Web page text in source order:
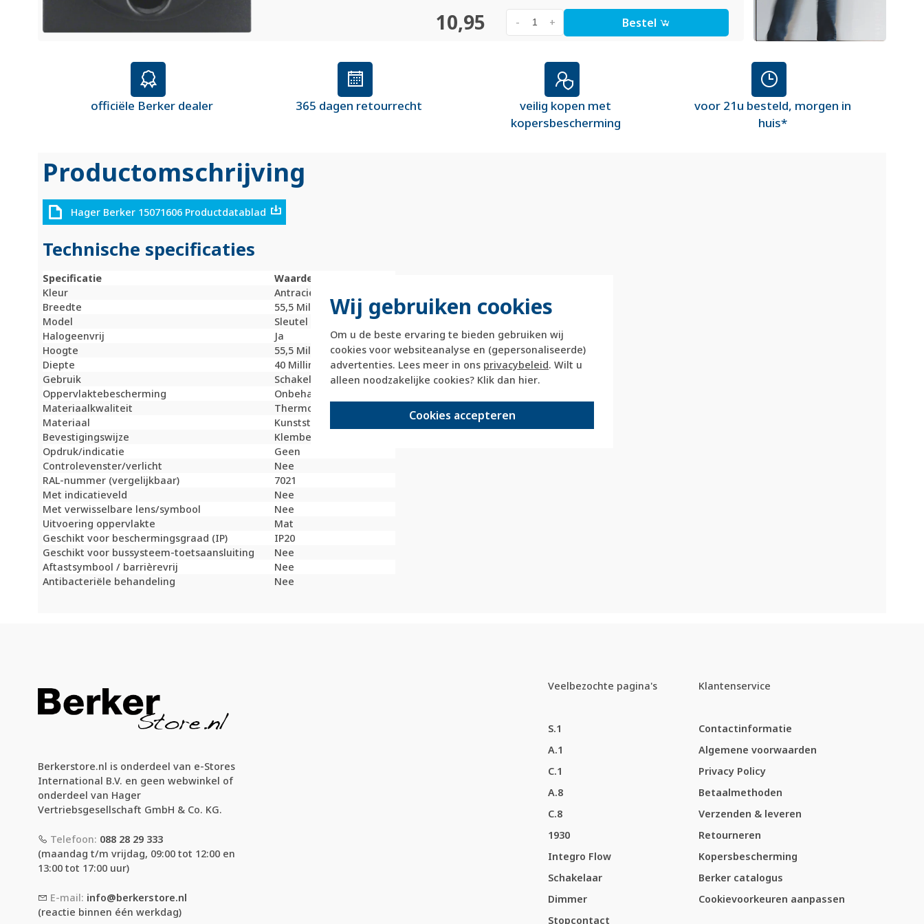
Wij gebruiken cookies
Om u de beste ervaring te bieden gebruiken wij
cookies voor websiteanalyse en (gepersonaliseerde)
advertenties. Lees meer in ons privacybeleid. Wilt u
alleen noodzakelijke cookies? Klik dan hier.
Cookies accepteren
10,95 +
- Bestel
officiële Berker dealer 365 dagen retourrecht
veilig kopen met
kopersbescherming
voor 21u besteld, morgen in
huis*
Productomschrijving
Hager Berker 15071606 Productdatablad
Technische specificaties
Specificatie
Waarde
Kleur
Antraciet
Breedte
55,5 Millimeter (mm)
Model
Sleutel
Halogeenvrij
Ja
Hoogte
55,5 Millimeter (mm)
Diepte
40 Millimeter (mm)
Gebruik
Schakelaar / drukker
Oppervlaktebescherming
Onbehandeld
Materiaalkwaliteit
Thermoplast
Materiaal
Kunststof
Bevestigingswijze
Klembevestiging
Opdruk/indicatie
Geen
Controlevenster/verlicht
Nee
RAL-nummer (vergelijkbaar)
7021
Met indicatieveld
Nee
Met verwisselbare lens/symbool
Nee
Uitvoering oppervlakte
Mat
Geschikt voor beschermingsgraad (IP)
IP20
Geschikt voor bussysteem-toetsaansluiting
Nee
Aftastsymbool / barrièrevrij
Nee
Antibacteriële behandeling
Nee
Berkerstore.nl is onderdeel van e-Stores
International B.V. en geen webwinkel of
onderdeel van Hager
Vertriebsgesellschaft GmbH & Co. KG.
Telefoon: 088 28 29 333
(maandag t/m vrijdag, 09:00 tot 12:00 en
13:00 tot 17:00 uur)
E-mail: info@berkerstore.nl
(reactie binnen één werkdag)
Veelbezochte pagina's
S.1
A.1
C.1
A.8
C.8
1930
Integro Flow
Schakelaar
Dimmer
Stopcontact
Klantenservice
Contactinformatie
Algemene voorwaarden
Privacy Policy
Betaalmethoden
Verzenden & leveren
Retourneren
Kopersbescherming
Berker catalogus
Cookievoorkeuren aanpassen